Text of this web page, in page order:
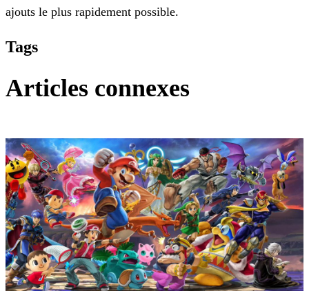
ajouts le plus rapidement possible.
Tags
Articles connexes